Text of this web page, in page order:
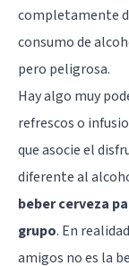
completamente
consumo de
pero peligrosa.
Hay algo muy
refrescos o
que asocie el
diferente al
beber cerveza
grupo. En
amigos no es la